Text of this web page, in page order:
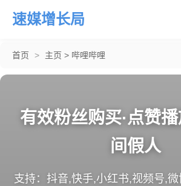
速媒增长局
首页 > 主页 > 哔哩哔哩
有效粉丝购买·点赞
间假人
支持：抖音,快手,小红书,视频号,